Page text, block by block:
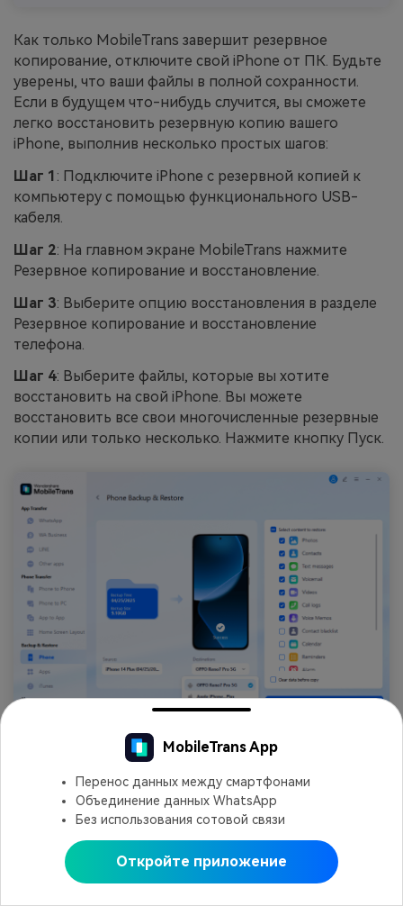
Открыть в MobileTrans
MobileTrans App
Перенос данных между смартфонами
Объединение данных WhatsApp
Без использования сотовой связи
Откройте приложение
Как только MobileTrans завершит резервное
копирование, отключите свой iPhone от ПК. Будьте
уверены, что ваши файлы в полной сохранности.
Если в будущем что-нибудь случится, вы сможете
легко восстановить резервную копию вашего
iPhone, выполнив несколько простых шагов:
Шаг 1 : Подключите iPhone с резервной копией к
компьютеру с помощью функционального USB-
кабеля.
Шаг 2: На главном экране MobileTrans нажмите
Резервное копирование и восстановление.
Шаг 3: Выберите опцию восстановления в разделе
Резервное копирование и восстановление
телефона.
Шаг 4: Выберите файлы, которые вы хотите
восстановить на свой iPhone. Вы можете
восстановить все свои многочисленные резервные
копии или только несколько. Нажмите кнопку Пуск.
: Дождитесь завершения процесса.
Восстановление резервных копий на iPhone с
помощью MobileTrans займет всего несколько
минут. Программа уведомит вас, как только
восстановление будет завершено.